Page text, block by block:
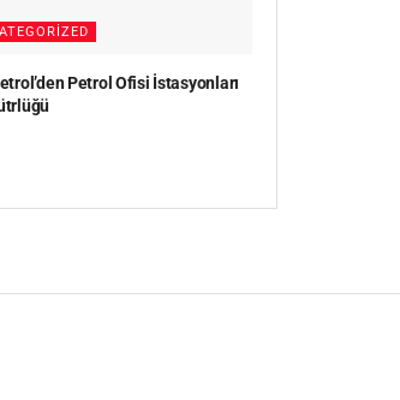
Petrol Ofisi İstasyonları